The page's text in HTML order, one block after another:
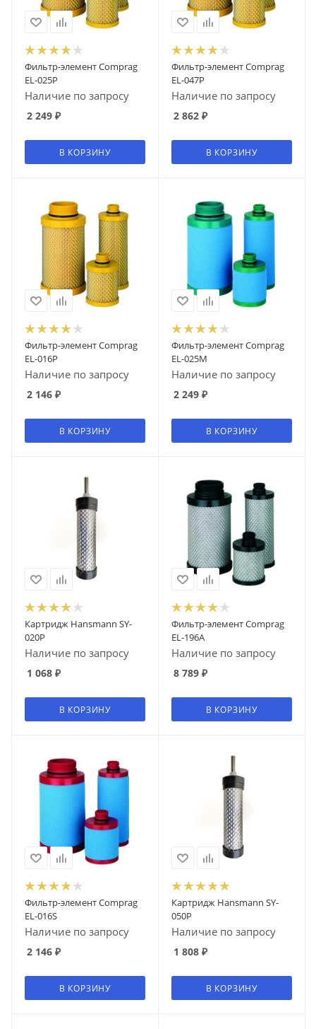
Фильтр-элемент Comprag
EL-025P
Наличие по запросу
2 249 ₽
В КОРЗИНУ
Фильтр-элемент Comprag
EL-047P
Наличие по запросу
2 862 ₽
В КОРЗИНУ
Фильтр-элемент Comprag
EL-016P
Наличие по запросу
2 146 ₽
В КОРЗИНУ
Фильтр-элемент Comprag
EL-025M
Наличие по запросу
2 249 ₽
В КОРЗИНУ
Картридж Hansmann SY-
020P
Наличие по запросу
1 068 ₽
В КОРЗИНУ
Фильтр-элемент Comprag
EL-196A
Наличие по запросу
8 789 ₽
В КОРЗИНУ
Фильтр-элемент Comprag
EL-016S
Наличие по запросу
2 146 ₽
В КОРЗИНУ
Картридж Hansmann SY-
050P
Наличие по запросу
1 808 ₽
В КОРЗИНУ